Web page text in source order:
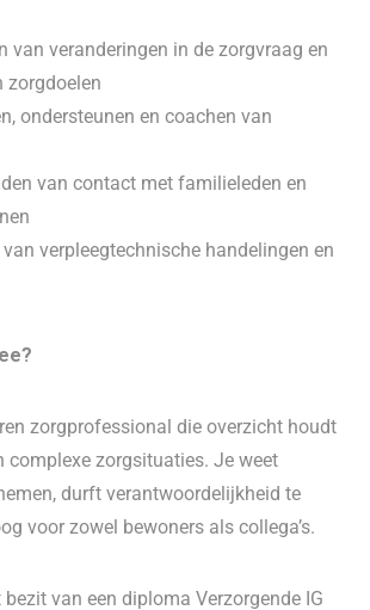
van veranderingen in de zorgvraag en
zorgdoelen
ondersteunen en coachen van
van contact met familieleden en
verpleegtechnische handelingen en
zorgprofessional die overzicht houdt
complexe zorgsituaties. Je weet
durft verantwoordelijkheid te
voor zowel bewoners als collega’s.
van een diploma Verzorgende IG